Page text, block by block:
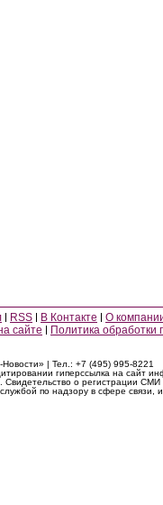
RSS В Контакте О
сайте
Политика
| Тел.: +7 (495) 995-8221
гиперссылка на сайт
Свидетельство о регистрации
по надзору в сфере связи,